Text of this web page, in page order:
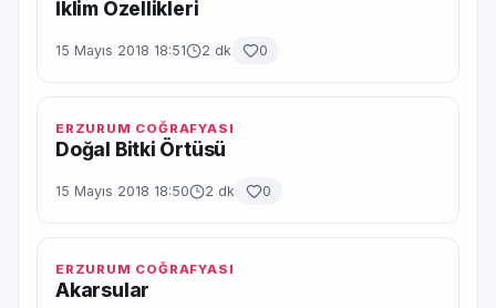
İklim Özellikleri
15 Mayıs 2018 18:51 2 dk 0
ERZURUM COĞRAFYASI
Doğal Bitki Örtüsü
15 Mayıs 2018 18:50 2 dk 0
ERZURUM COĞRAFYASI
Akarsular